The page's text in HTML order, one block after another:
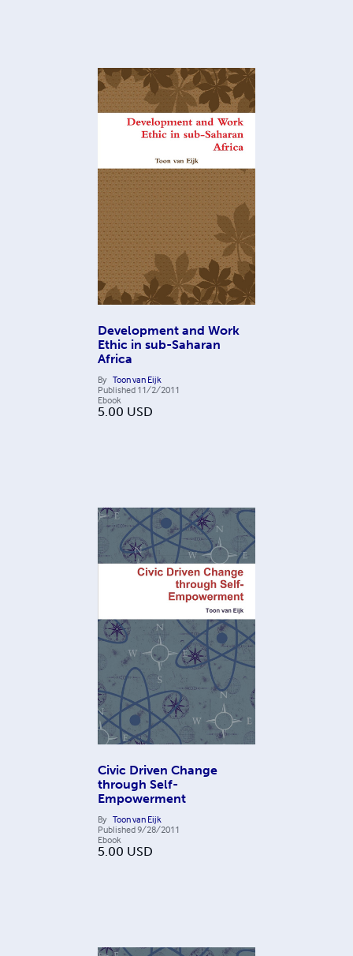
Development and Work
Ethic in sub-Saharan
Africa
By Toon van Eijk
Published 11/2/2011
Ebook
5.00 USD
Civic Driven Change
through Self-
Empowerment
By Toon van Eijk
Published9/28/2011
Ebook
5.00 USD